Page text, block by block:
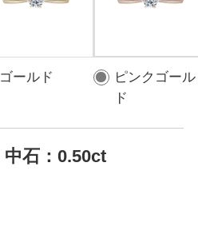
ゴールド
ピンクゴール
ド
中石：0.50ct